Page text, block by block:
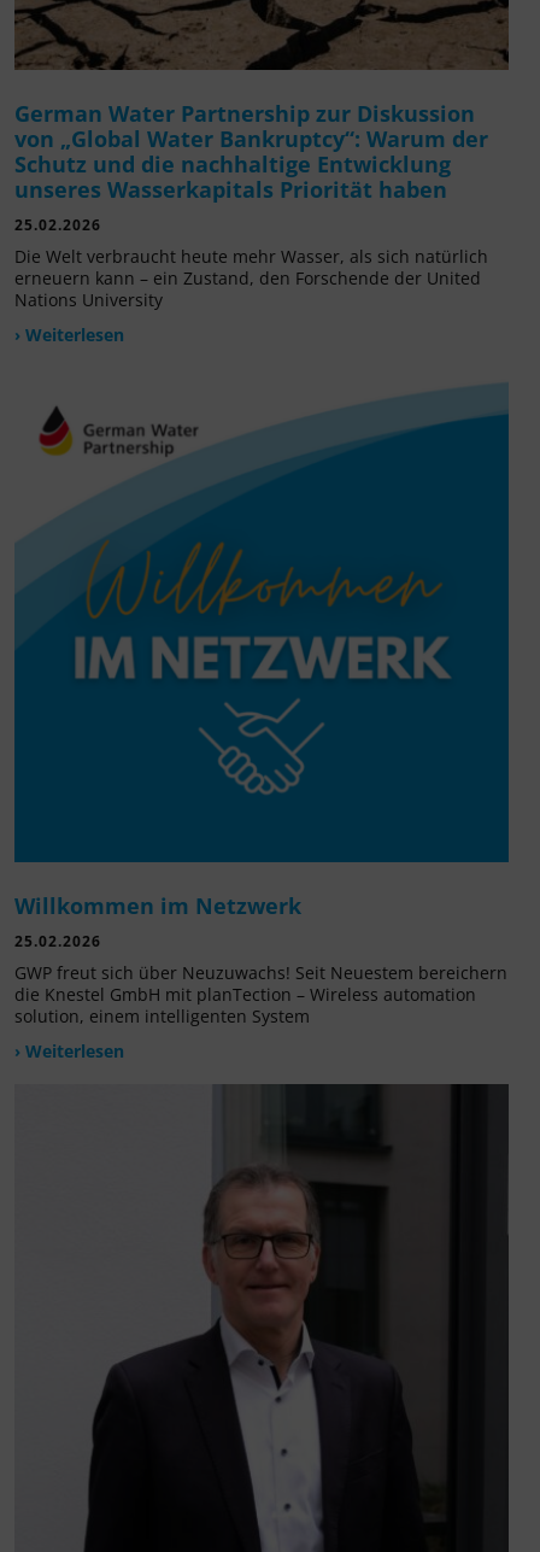
German Water Partnership zur Diskussion
von „Global Water Bankruptcy“: Warum der
Schutz und die nachhaltige Entwicklung
unseres Wasserkapitals Priorität haben
25.02.2026
Die Welt verbraucht heute mehr Wasser, als sich natürlich
erneuern kann – ein Zustand, den Forschende der United
Nations University
› Weiterlesen
Willkommen im Netzwerk
25.02.2026
GWP freut sich über Neuzuwachs! Seit Neuestem bereichern
die Knestel GmbH mit planTection – Wireless automation
solution, einem intelligenten System
› Weiterlesen